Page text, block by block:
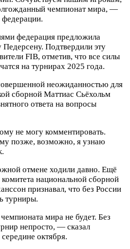
чемпионат мира, —
федерация предложила
Педерсену. Подтвердили эту
FIB, отметив, что все силы
на турнирах 2025 года.
неожиданностью для
сборной Маттиас Сьёхольм
ответа на вопросы
не могу комментировать.
позже, возможно, я узнаю
отмене ходили давно. Ещё
комитета национальной сборной
признавал, что без России
турниры.
мира не будет. Без
непросто, — сказал
октября.